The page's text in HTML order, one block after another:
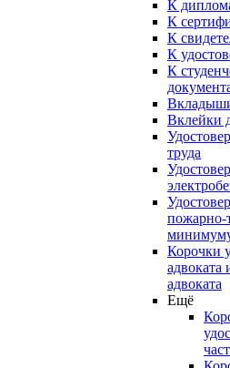
К
К
К
К
К
Вклейки
труда
пожарно-
Корочки
адвоката
Ещё